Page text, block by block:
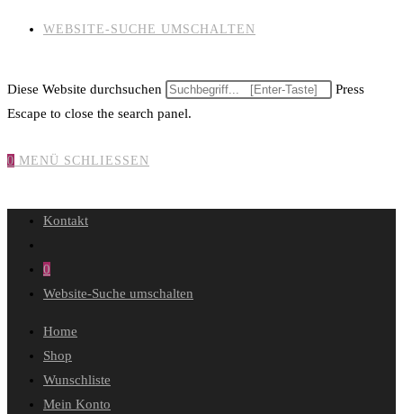
WEBSITE-SUCHE UMSCHALTEN
Diese Website durchsuchen
Press
Escape to close the search panel.
0 MENÜ SCHLIESSEN
Kontakt
0
Website-Suche umschalten
Home
Shop
Wunschliste
Mein Konto